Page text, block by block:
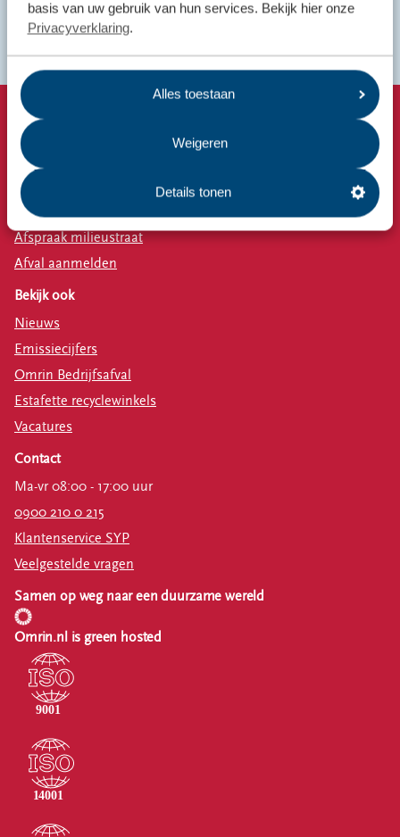
basis van uw gebruik van hun services. Bekijk hier onze
Privacyverklaring.
Alles toestaan
Weigeren
Details tonen
Tips om afval te scheiden
Snel naar
Afvalkalender
Omrin Afvalapp
Milieustraat
Afspraak milieustraat
Afval aanmelden
Bekijk ook
Nieuws
Emissiecijfers
Omrin Bedrijfsafval
Estafette recyclewinkels
Vacatures
Contact
Ma-vr 08:00 - 17:00 uur
0900 210 0 215
Klantenservice SYP
Veelgestelde vragen
Samen op weg naar een duurzame wereld
Omrin.nl is green hosted